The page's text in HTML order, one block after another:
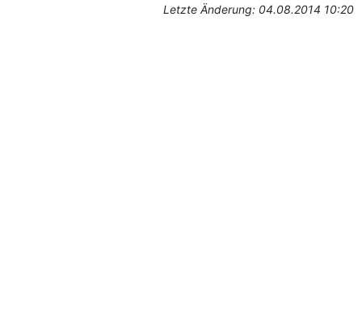
Letzte Änderung: 04.08.2014 10:20